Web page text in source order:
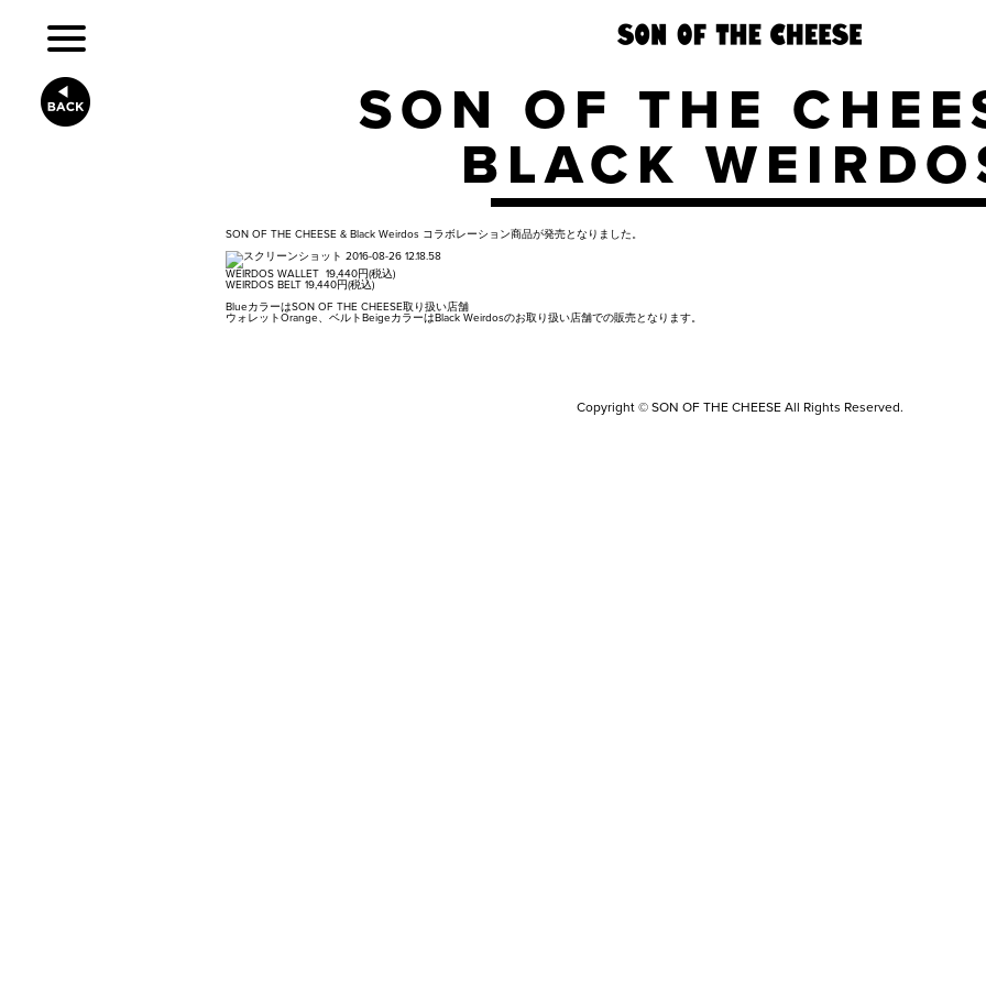
SON OF THE
BLACK
SON OF THE CHEESE & Black Weirdos コラボレーション商品が発売となりました。
WEIRDOS WALLET 19,440円(税込)
WEIRDOS BELT 19,440円(税込)
BlueカラーはSON OF THE CHEESE取り扱い店舗
ウォレットOrange、ベルトBeigeカラーはBlack Weirdosのお取り扱い店舗での販売となります。
Copyright © SON OF THE CHEESE All Rights Reserved.